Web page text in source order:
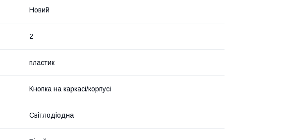
Новий
2
пластик
Кнопка на каркасі/корпусі
Світлодіодна